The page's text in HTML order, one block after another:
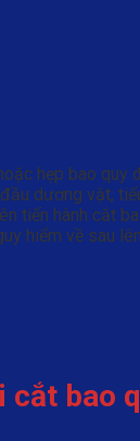
hẹp bao quy
dương vật,
tiến hành cắt
hiểm về sau
cắt bao